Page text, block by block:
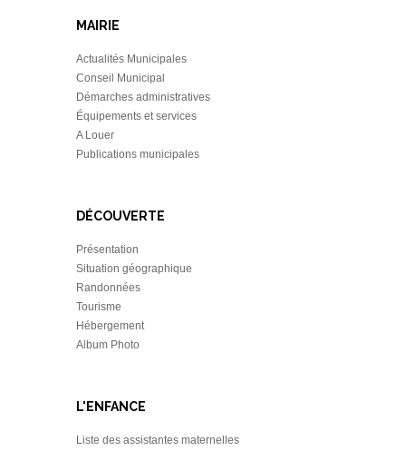
MAIRIE
Actualités Municipales
Conseil Municipal
Démarches administratives
Équipements et services
A Louer
Publications municipales
DÉCOUVERTE
Présentation
Situation géographique
Randonnées
Tourisme
Hébergement
Album Photo
L'ENFANCE
Liste des assistantes maternelles